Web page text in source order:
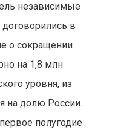
независимые
в
о сокращении
на 1,8 млн
уровня, из
на долю России.
полугодие